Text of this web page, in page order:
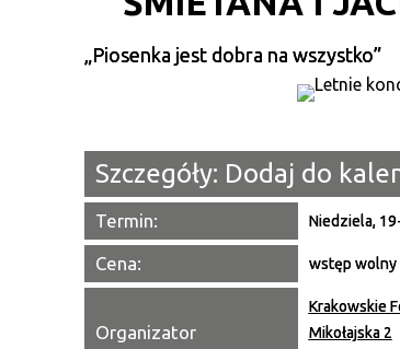
„Piosenka jest dobra na wszystko”
Szczegóły: Dodaj do
Termin: Niedziela,
Cena: wstęp wolny
Organizator
Krakowskie
Mikołajska 2